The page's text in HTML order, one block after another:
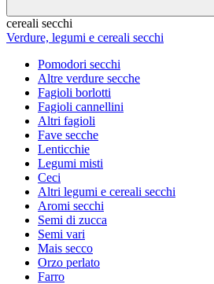
cereali secchi
Verdure, legumi e cereali secchi
Pomodori secchi
Altre verdure secche
Fagioli borlotti
Fagioli cannellini
Altri fagioli
Fave secche
Lenticchie
Legumi misti
Ceci
Altri legumi e cereali secchi
Aromi secchi
Semi di zucca
Semi vari
Mais secco
Orzo perlato
Farro